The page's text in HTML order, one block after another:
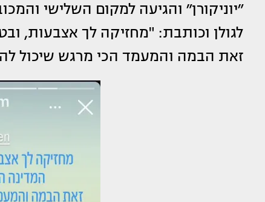
״יוניקורן״ והגיעה למקום השלישי
לגולן וכותבת: "מחזיקה לך אצבעות,
זאת הבמה והמעמד הכי מרגש שיכול